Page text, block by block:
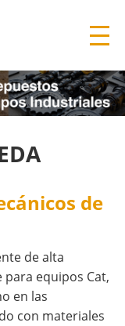
de
de alta
equipos Cat,
en las
con materiales